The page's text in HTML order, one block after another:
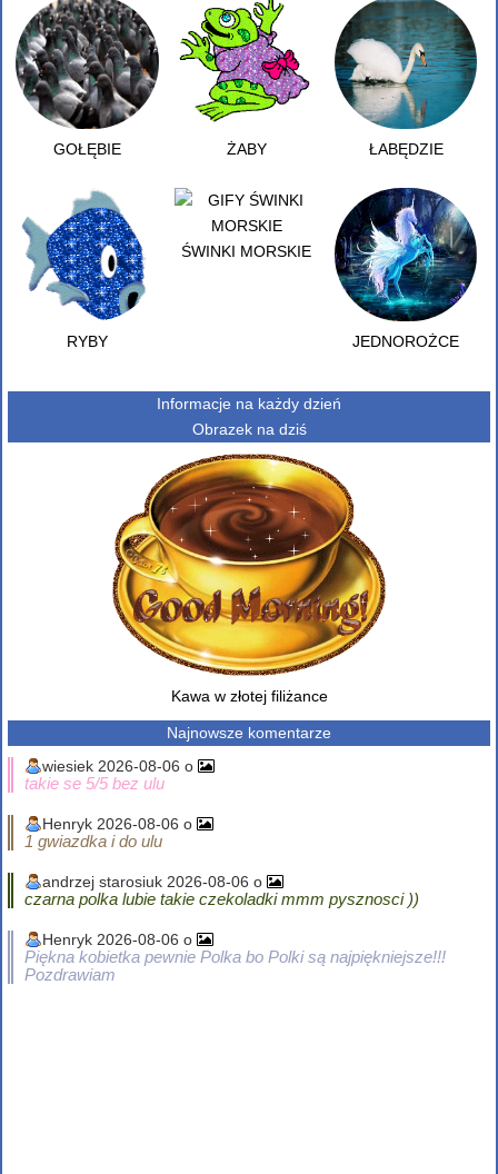
GOŁĘBIE ŻABY ŁABĘDZIE
RYBY
ŚWINKI MORSKIE
JEDNOROŻCE
Informacje na każdy dzień
Obrazek na dziś
Kawa w złotej filiżance
Najnowsze komentarze
wiesiek 2026-08-06 o
takie se 5/5 bez ulu
Henryk 2026-08-06 o
1 gwiazdka i do ulu
andrzej starosiuk 2026-08-06 o
czarna polka lubie takie czekoladki mmm pysznosci ))
Henryk 2026-08-06 o
Piękna kobietka pewnie Polka bo Polki są najpiękniejsze!!!
Pozdrawiam